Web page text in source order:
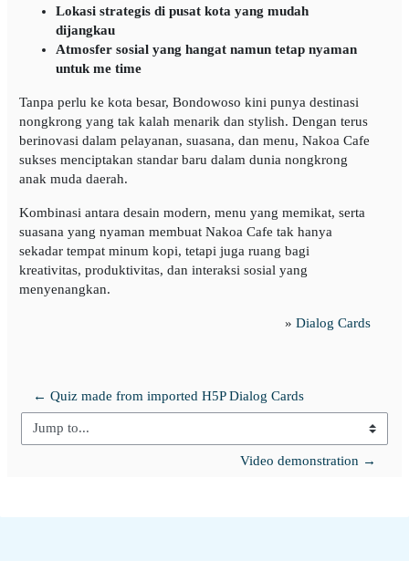
Lokasi strategis di pusat kota yang mudah
dijangkau
Atmosfer sosial yang hangat namun tetap nyaman
untuk me time
Tanpa perlu ke kota besar, Bondowoso kini punya destinasi
nongkrong yang tak kalah menarik dan stylish. Dengan terus
berinovasi dalam pelayanan, suasana, dan menu, Nakoa Cafe
sukses menciptakan standar baru dalam dunia nongkrong
anak muda daerah.
Kombinasi antara desain modern, menu yang memikat, serta
suasana yang nyaman membuat Nakoa Cafe tak hanya
sekadar tempat minum kopi, tetapi juga ruang bagi
kreativitas, produktivitas, dan interaksi sosial yang
menyenangkan.
» Dialog Cards
← Quiz made from imported H5P Dialog Cards
Jump to...
Video demonstration →